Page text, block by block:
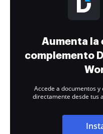
Aumenta la
complemento
Accede a documentos
directamente desde tus